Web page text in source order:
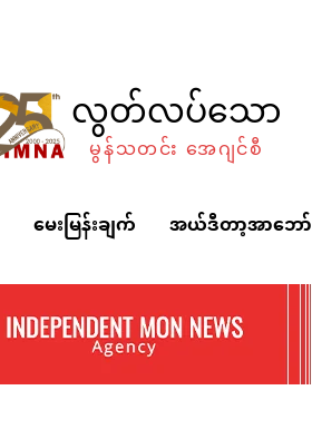
လွတ်လပ်သော
မွန်သတင်း အေဂျင်စီ
မေးမြန်းချက် အယ်ဒီတာ့အာဘော်